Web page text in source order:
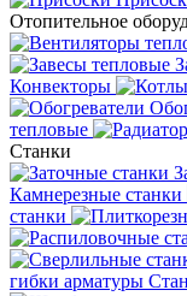
Отопительное
Конвекторы
тепловые
Станки
Камнерезные станки
станки
гибки арматуры